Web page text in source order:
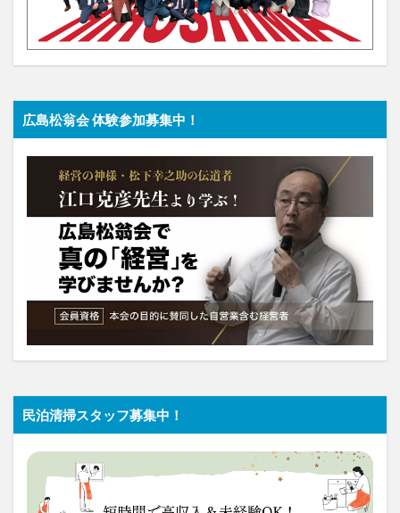
広島松翁会 体験参加募集中！
民泊清掃スタッフ募集中！